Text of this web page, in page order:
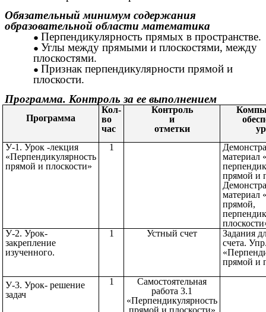
Обязательный минимум содержания
образовательной области математика
Перпендикулярность прямых в пространстве.
Углы между прямыми и плоскостями, между
плоскостями.
Признак перпендикулярности прямой и
плоскости.
Программа. Контроль за ее выполнением
Программа
Кол-
во
час
Контроль
и
отметки
У-1. Урок -лекция
«Перпендикулярность
прямой и плоскости»
1
материал
прямой и
материал
прямой,
У-2. Урок-
закрепление
изученного.
1 Устный счет
Задания
счета.
прямой и
У-3. Урок- решение
задач
1
Самостоятельная
работа 3.1
«Перпендикулярность
прямой и плоскости»